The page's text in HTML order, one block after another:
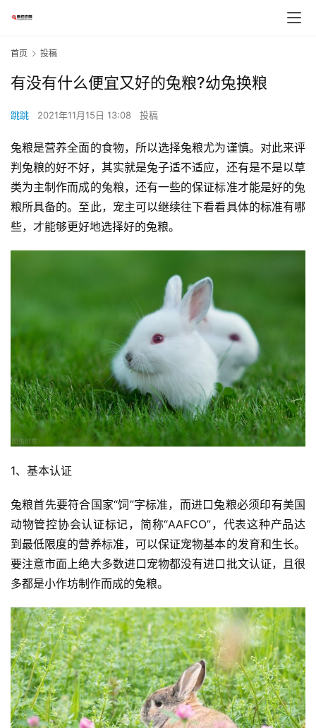
首页 投稿
有没有什么便宜又好的兔粮?幼兔换粮
跳跳 2021年11月15日 13:08 投稿
兔粮是营养全面的食物，所以选择兔粮尤为谨慎。对此来评
判兔粮的好不好，其实就是兔子适不适应，还有是不是以草
类为主制作而成的兔粮，还有一些的保证标准才能是好的兔
粮所具备的。至此，宠主可以继续往下看看具体的标准有哪
些，才能够更好地选择好的兔粮。
1、基本认证
兔粮首先要符合国家“饲”字标准，而进口兔粮必须印有美国
动物管控协会认证标记，简称“AAFCO”，代表这种产品达
到最低限度的营养标准，可以保证宠物基本的发育和生长。
要注意市面上绝大多数进口宠物都没有进口批文认证，且很
多都是小作坊制作而成的兔粮。